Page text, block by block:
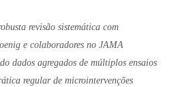
revisão sistemática com
e colaboradores no JAMA
dados agregados de múltiplos ensaios
regular de microintervenções